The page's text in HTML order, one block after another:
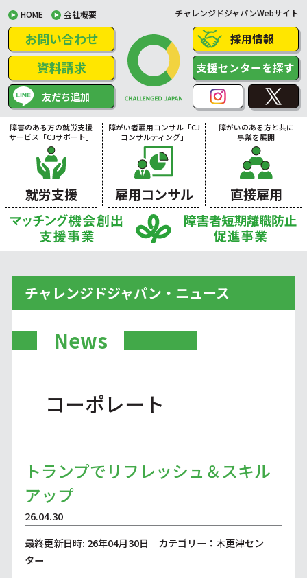
HOME 会社概要 チャレンジドジャパンWebサイト
お問い合わせ
資料請求
友だち追加
採用情報
支援センターを探す
障害のある方の就労支援
サービス「CJサポート」
就労支援
障がい者雇用コンサル「CJ
コンサルティング」
雇用コンサル
障がいのある方と共に
事業を展開
直接雇用
チャレンジドジャパン・ニュース
News
コーポレート
トランプでリフレッシュ＆スキル
アップ
26.04.30
最終更新日時: 26年04月30日｜カテゴリー：木更津セン
ター